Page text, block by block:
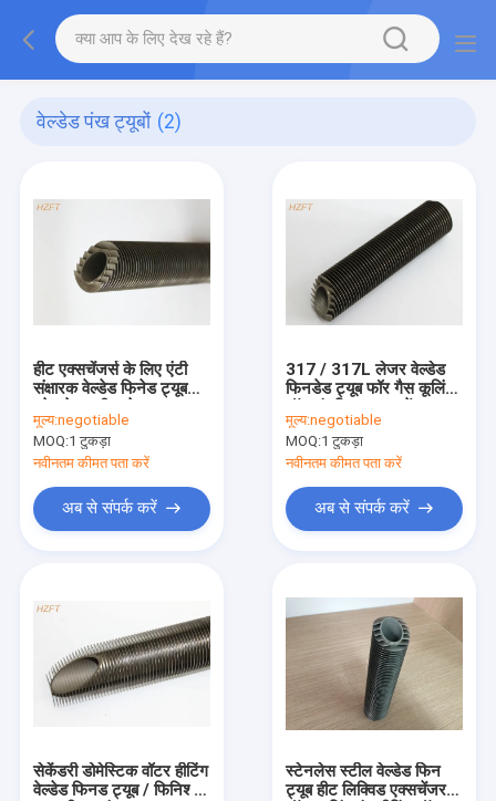
वेल्डेड पंख ट्यूबों (2)
हीट एक्सचेंजर्स के लिए एंटी
संक्षारक वेल्डेड फिनेड ट्यूब
मूल्य:negotiable
MOQ:1 टुकड़ा
नवीनतम कीमत पता करें
अब से संपर्क करें
317 / 317L लेजर वेल्डेड
फिनडेड ट्यूब फॉर गैस कूलिंग
मूल्य:negotiable
MOQ:1 टुकड़ा
नवीनतम कीमत पता करें
अब से संपर्क करें
सेकेंडरी डोमेस्टिक वॉटर हीटिंग
वेल्डेड फिनड ट्यूब / फिनिश्ड
स्टेनलेस स्टील वेल्डेड फिन
ट्यूब हीट लिक्विड एक्सचेंजर